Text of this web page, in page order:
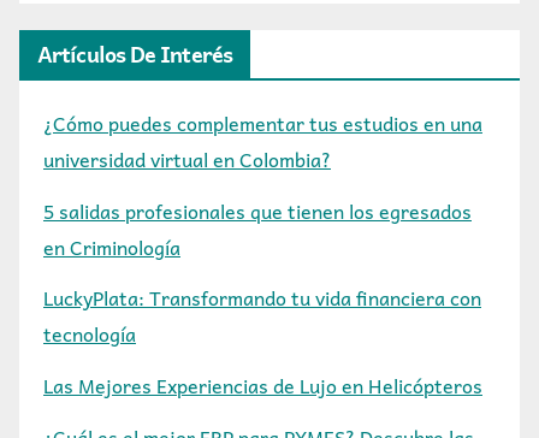
Artículos De Interés
¿Cómo puedes complementar tus estudios en una
universidad virtual en Colombia?
5 salidas profesionales que tienen los egresados
en Criminología
LuckyPlata: Transformando tu vida financiera con
tecnología
Las Mejores Experiencias de Lujo en Helicópteros